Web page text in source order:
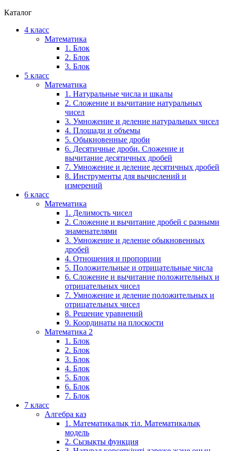
Каталог
4 класс
Математика
1. Блок
2. Блок
3. Блок
5 класс
Математика
1. Натуральные числа и шкалы
2. Сложение и вычитание натуральных
чисел
3. Умножение и деление натуральных чисел
4. Площади и объемы
5. Обыкновенные дроби
6. Десятичные дроби. Сложение и
вычитание десятичных дробей
7. Умножение и деление десятичных дробей
8. Инструменты для вычислений и
измерений
6 класс
Математика
1. Делимость чисел
2. Сложение и вычитание дробей с разными
знаменателями
3. Умножение и деление обыкновенных
дробей
4. Отношения и пропорции
5. Положительные и отрицательные числа
6. Сложение и вычитание положительных и
отрицательных чисел
7. Умножение и деление положительных и
отрицательных чисел
8. Решение уравнений
9. Координаты на плоскости
Математика 2
1. Блок
2. Блок
3. Блок
4. Блок
5. Блок
6. Блок
7. Блок
7 класс
Алгебра каз
1. Математикалық тіл. Математикалық
модель
2. Сызықты функция